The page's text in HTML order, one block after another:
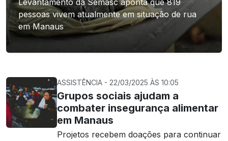
Levantamento da Semasc aponta que 819
pessoas vivem atualmente em situação de rua
em Manaus
ASSISTÊNCIA - 22/03/2025 ÀS 10:05
Grupos sociais ajudam a
combater insegurança alimentar
em Manaus
Projetos recebem doações para continuar